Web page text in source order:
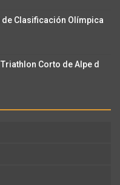
de Clasificación Olímpica
Corto de Alpe d